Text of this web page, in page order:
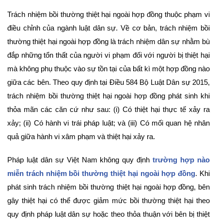
Trách nhiệm bồi thường thiệt hại ngoài hợp đồng thuộc phạm vi
điều chỉnh của ngành luật dân sự. Về cơ bản, trách nhiệm bồi
thường thiệt hại ngoài hợp đồng là trách nhiệm dân sự nhằm bù
đắp những tổn thất của người vi phạm đối với người bị thiệt hại
mà không phụ thuộc vào sự tồn tại của bất kì một hợp đồng nào
giữa các bên. Theo quy định tại Điều 584 Bộ Luật Dân sự 2015,
trách nhiệm bồi thường thiệt hại ngoài hợp đồng phát sinh khi
thỏa mãn các căn cứ như sau: (i) Có thiệt hại thực tế xảy ra
xảy; (ii) Có hành vi trái pháp luật; và (iii) Có mối quan hệ nhân
quả giữa hành vi xâm phạm và thiệt hại xảy ra.
Pháp luật dân sự Việt Nam không quy định trường hợp nào
miễn trách nhiệm bồi thường thiệt hại ngoài hợp đồng. Khi
phát sinh trách nhiệm bồi thường thiệt hại ngoài hợp đồng, bên
gây thiệt hại có thể được giảm mức bồi thường thiệt hại theo
quy định pháp luật dân sự hoặc theo thỏa thuận với bên bị thiệt